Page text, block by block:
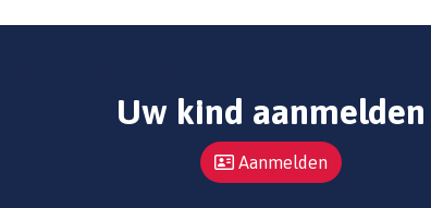
Uw kind aanmelden
Aanmelden